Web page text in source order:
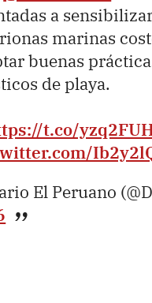
a
marinas
buenas
de playa.
t.co/
El Peruano